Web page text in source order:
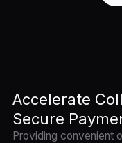
Accelerate
Secure
Providing convenient